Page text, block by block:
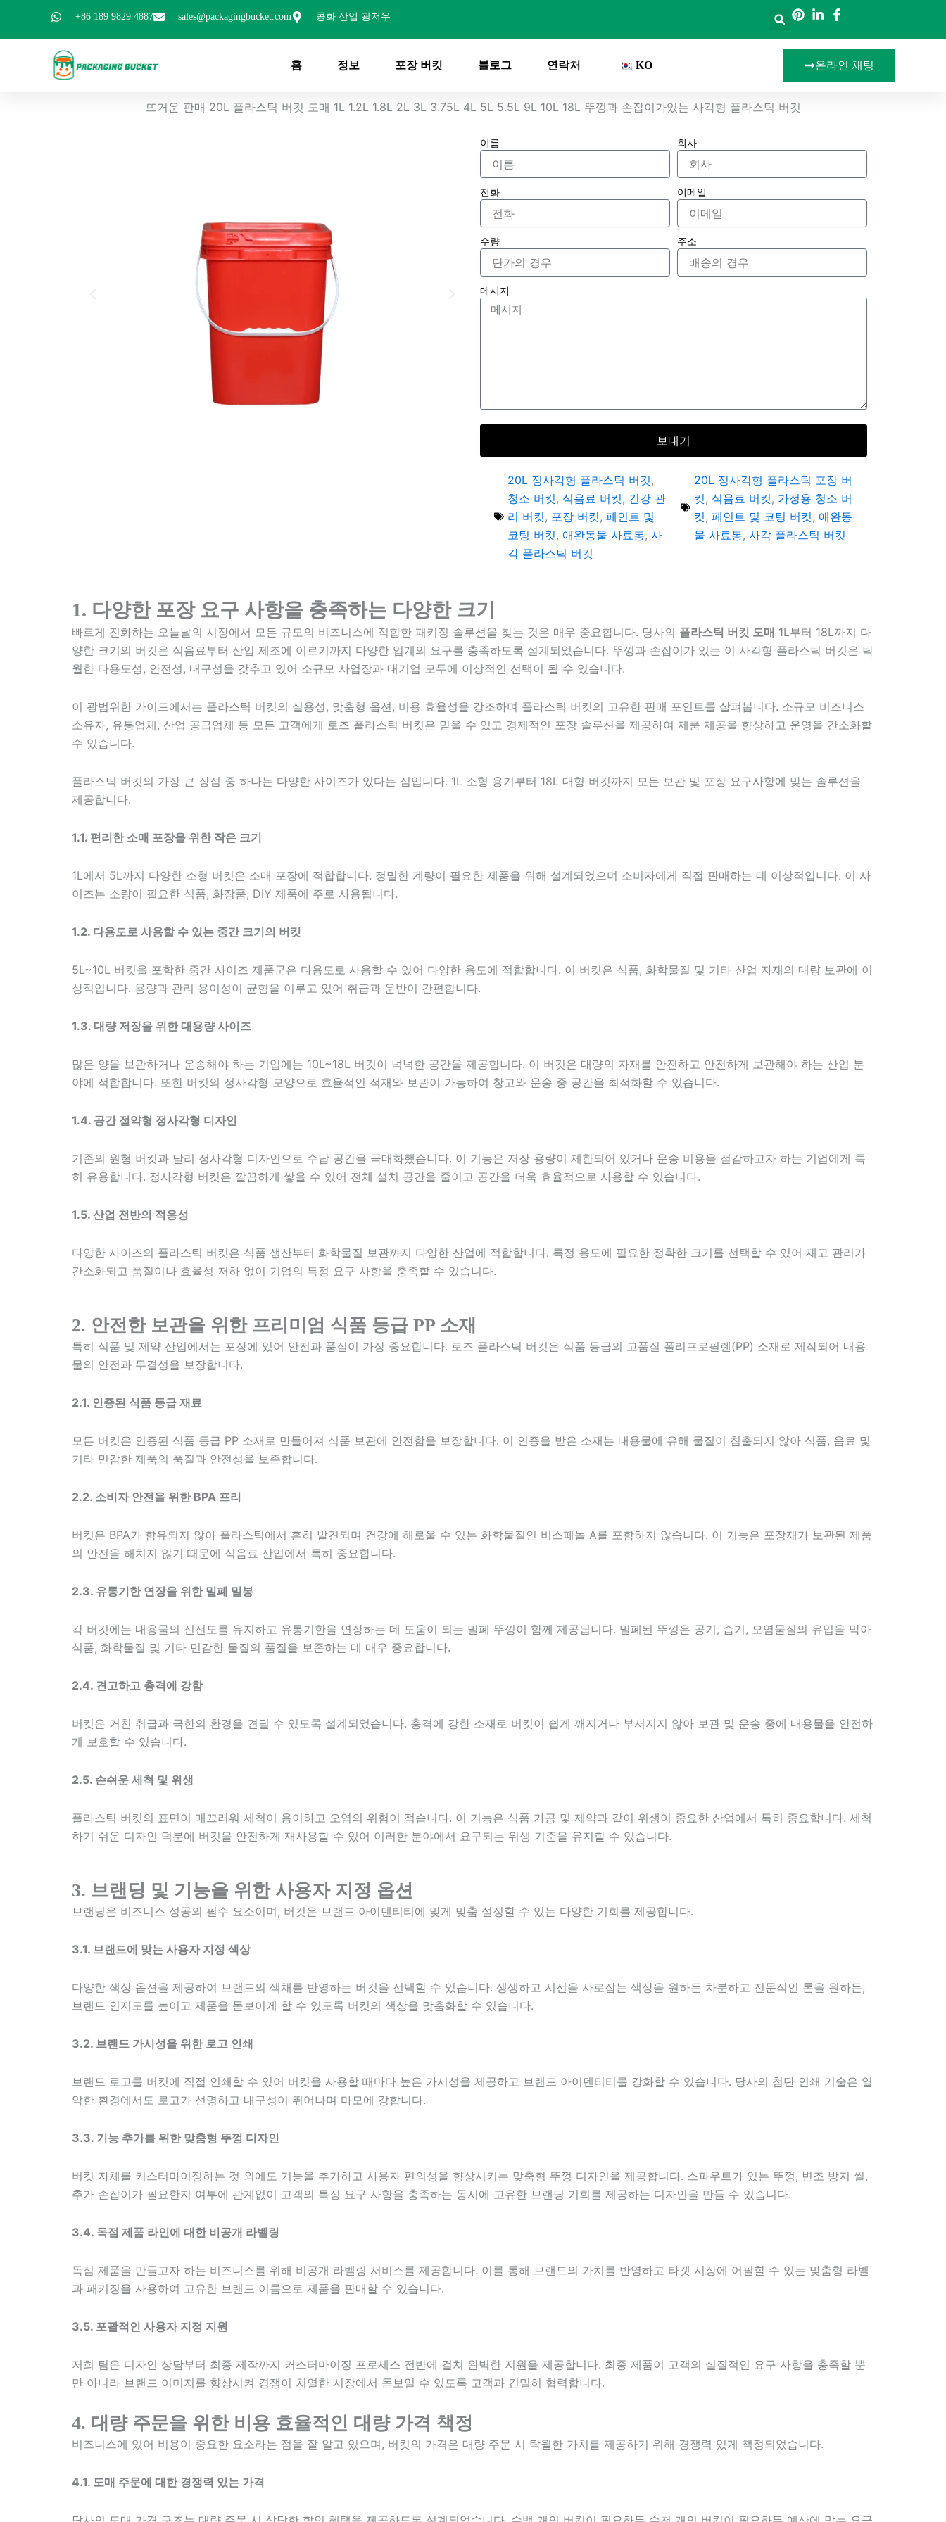
+86 189 9829 4887 sales@packagingbucket.com 콩화 산업 광저우
홈 정보 포장 버킷 블로그 연락처 KO 온라인 채팅
뜨거운 판매 20L 플라스틱 버킷 도매 1L 1.2L 1.8L 2L 3L 3.75L 4L 5L 5.5L 9L 10L 18L 뚜껑과 손잡이가있는 사각형 플라스틱 버킷
이름 회사
전화 이메일
수량 주소
메시지
보내기
20L 정사각형 플라스틱 버킷,
청소 버킷, 식음료 버킷, 건강 관
리 버킷, 포장 버킷, 페인트 및
코팅 버킷, 애완동물 사료통, 사
각 플라스틱 버킷
20L 정사각형 플라스틱 포장 버
킷, 식음료 버킷, 가정용 청소 버
킷, 페인트 및 코팅 버킷, 애완동
물 사료통, 사각 플라스틱 버킷
1. 다양한 포장 요구 사항을 충족하는 다양한 크기
빠르게 진화하는 오늘날의 시장에서 모든 규모의 비즈니스에 적합한 패키징 솔루션을 찾는 것은 매우 중요합니다. 당사의 플라스틱 버킷 도매 1L부터 18L까지 다
양한 크기의 버킷은 식음료부터 산업 제조에 이르기까지 다양한 업계의 요구를 충족하도록 설계되었습니다. 뚜껑과 손잡이가 있는 이 사각형 플라스틱 버킷은 탁
월한 다용도성, 안전성, 내구성을 갖추고 있어 소규모 사업장과 대기업 모두에 이상적인 선택이 될 수 있습니다.
이 광범위한 가이드에서는 플라스틱 버킷의 실용성, 맞춤형 옵션, 비용 효율성을 강조하며 플라스틱 버킷의 고유한 판매 포인트를 살펴봅니다. 소규모 비즈니스
소유자, 유통업체, 산업 공급업체 등 모든 고객에게 로즈 플라스틱 버킷은 믿을 수 있고 경제적인 포장 솔루션을 제공하여 제품 제공을 향상하고 운영을 간소화할
수 있습니다.
플라스틱 버킷의 가장 큰 장점 중 하나는 다양한 사이즈가 있다는 점입니다. 1L 소형 용기부터 18L 대형 버킷까지 모든 보관 및 포장 요구사항에 맞는 솔루션을
제공합니다.
1.1. 편리한 소매 포장을 위한 작은 크기
1L에서 5L까지 다양한 소형 버킷은 소매 포장에 적합합니다. 정밀한 계량이 필요한 제품을 위해 설계되었으며 소비자에게 직접 판매하는 데 이상적입니다. 이 사
이즈는 소량이 필요한 식품, 화장품, DIY 제품에 주로 사용됩니다.
1.2. 다용도로 사용할 수 있는 중간 크기의 버킷
5L~10L 버킷을 포함한 중간 사이즈 제품군은 다용도로 사용할 수 있어 다양한 용도에 적합합니다. 이 버킷은 식품, 화학물질 및 기타 산업 자재의 대량 보관에 이
상적입니다. 용량과 관리 용이성이 균형을 이루고 있어 취급과 운반이 간편합니다.
1.3. 대량 저장을 위한 대용량 사이즈
많은 양을 보관하거나 운송해야 하는 기업에는 10L~18L 버킷이 넉넉한 공간을 제공합니다. 이 버킷은 대량의 자재를 안전하고 안전하게 보관해야 하는 산업 분
야에 적합합니다. 또한 버킷의 정사각형 모양으로 효율적인 적재와 보관이 가능하여 창고와 운송 중 공간을 최적화할 수 있습니다.
1.4. 공간 절약형 정사각형 디자인
기존의 원형 버킷과 달리 정사각형 디자인으로 수납 공간을 극대화했습니다. 이 기능은 저장 용량이 제한되어 있거나 운송 비용을 절감하고자 하는 기업에게 특
히 유용합니다. 정사각형 버킷은 깔끔하게 쌓을 수 있어 전체 설치 공간을 줄이고 공간을 더욱 효율적으로 사용할 수 있습니다.
1.5. 산업 전반의 적응성
다양한 사이즈의 플라스틱 버킷은 식품 생산부터 화학물질 보관까지 다양한 산업에 적합합니다. 특정 용도에 필요한 정확한 크기를 선택할 수 있어 재고 관리가
간소화되고 품질이나 효율성 저하 없이 기업의 특정 요구 사항을 충족할 수 있습니다.
2. 안전한 보관을 위한 프리미엄 식품 등급 PP 소재
특히 식품 및 제약 산업에서는 포장에 있어 안전과 품질이 가장 중요합니다. 로즈 플라스틱 버킷은 식품 등급의 고품질 폴리프로필렌(PP) 소재로 제작되어 내용
물의 안전과 무결성을 보장합니다.
2.1. 인증된 식품 등급 재료
모든 버킷은 인증된 식품 등급 PP 소재로 만들어져 식품 보관에 안전함을 보장합니다. 이 인증을 받은 소재는 내용물에 유해 물질이 침출되지 않아 식품, 음료 및
기타 민감한 제품의 품질과 안전성을 보존합니다.
2.2. 소비자 안전을 위한 BPA 프리
버킷은 BPA가 함유되지 않아 플라스틱에서 흔히 발견되며 건강에 해로울 수 있는 화학물질인 비스페놀 A를 포함하지 않습니다. 이 기능은 포장재가 보관된 제품
의 안전을 해치지 않기 때문에 식음료 산업에서 특히 중요합니다.
2.3. 유통기한 연장을 위한 밀폐 밀봉
각 버킷에는 내용물의 신선도를 유지하고 유통기한을 연장하는 데 도움이 되는 밀폐 뚜껑이 함께 제공됩니다. 밀폐된 뚜껑은 공기, 습기, 오염물질의 유입을 막아
식품, 화학물질 및 기타 민감한 물질의 품질을 보존하는 데 매우 중요합니다.
2.4. 견고하고 충격에 강함
버킷은 거친 취급과 극한의 환경을 견딜 수 있도록 설계되었습니다. 충격에 강한 소재로 버킷이 쉽게 깨지거나 부서지지 않아 보관 및 운송 중에 내용물을 안전하
게 보호할 수 있습니다.
2.5. 손쉬운 세척 및 위생
플라스틱 버킷의 표면이 매끄러워 세척이 용이하고 오염의 위험이 적습니다. 이 기능은 식품 가공 및 제약과 같이 위생이 중요한 산업에서 특히 중요합니다. 세척
하기 쉬운 디자인 덕분에 버킷을 안전하게 재사용할 수 있어 이러한 분야에서 요구되는 위생 기준을 유지할 수 있습니다.
3. 브랜딩 및 기능을 위한 사용자 지정 옵션
브랜딩은 비즈니스 성공의 필수 요소이며, 버킷은 브랜드 아이덴티티에 맞게 맞춤 설정할 수 있는 다양한 기회를 제공합니다.
3.1. 브랜드에 맞는 사용자 지정 색상
다양한 색상 옵션을 제공하여 브랜드의 색채를 반영하는 버킷을 선택할 수 있습니다. 생생하고 시선을 사로잡는 색상을 원하든 차분하고 전문적인 톤을 원하든,
브랜드 인지도를 높이고 제품을 돋보이게 할 수 있도록 버킷의 색상을 맞춤화할 수 있습니다.
3.2. 브랜드 가시성을 위한 로고 인쇄
브랜드 로고를 버킷에 직접 인쇄할 수 있어 버킷을 사용할 때마다 높은 가시성을 제공하고 브랜드 아이덴티티를 강화할 수 있습니다. 당사의 첨단 인쇄 기술은 열
악한 환경에서도 로고가 선명하고 내구성이 뛰어나며 마모에 강합니다.
3.3. 기능 추가를 위한 맞춤형 뚜껑 디자인
버킷 자체를 커스터마이징하는 것 외에도 기능을 추가하고 사용자 편의성을 향상시키는 맞춤형 뚜껑 디자인을 제공합니다. 스파우트가 있는 뚜껑, 변조 방지 씰,
추가 손잡이가 필요한지 여부에 관계없이 고객의 특정 요구 사항을 충족하는 동시에 고유한 브랜딩 기회를 제공하는 디자인을 만들 수 있습니다.
3.4. 독점 제품 라인에 대한 비공개 라벨링
독점 제품을 만들고자 하는 비즈니스를 위해 비공개 라벨링 서비스를 제공합니다. 이를 통해 브랜드의 가치를 반영하고 타겟 시장에 어필할 수 있는 맞춤형 라벨
과 패키징을 사용하여 고유한 브랜드 이름으로 제품을 판매할 수 있습니다.
3.5. 포괄적인 사용자 지정 지원
저희 팀은 디자인 상담부터 최종 제작까지 커스터마이징 프로세스 전반에 걸쳐 완벽한 지원을 제공합니다. 최종 제품이 고객의 실질적인 요구 사항을 충족할 뿐
만 아니라 브랜드 이미지를 향상시켜 경쟁이 치열한 시장에서 돋보일 수 있도록 고객과 긴밀히 협력합니다.
4. 대량 주문을 위한 비용 효율적인 대량 가격 책정
비즈니스에 있어 비용이 중요한 요소라는 점을 잘 알고 있으며, 버킷의 가격은 대량 주문 시 탁월한 가치를 제공하기 위해 경쟁력 있게 책정되었습니다.
4.1. 도매 주문에 대한 경쟁력 있는 가격